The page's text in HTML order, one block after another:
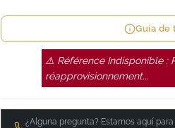
Guía de
⚠ Référence Indisponible :
réapprovisionnement...
¿Alguna pregunta? Estamos aquí